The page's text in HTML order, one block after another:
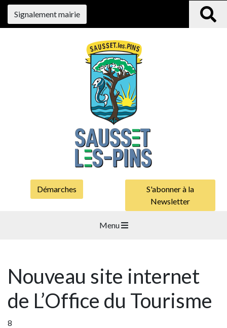
Signalement mairie
Démarches
S'abonner à la
Newsletter
Menu
Nouveau site internet
de L’Office du Tourisme
8